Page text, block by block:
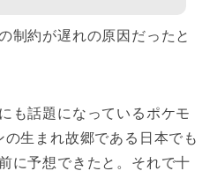
制約が遅れの原因だったと
も話題になっているポケモ
生まれ故郷である日本でも
に予想できたと。それで十